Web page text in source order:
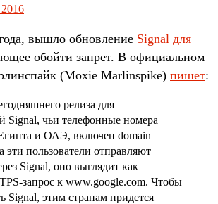
вышло обновление Signal для
обойти запрет. В официальном
(Moxie Marlinspike) пишет:
релиза для
Signal, чьи телефонные номера
и ОАЭ, включен domain
эти пользователи отправляют
Signal, оно выглядит как
запрос к www.google.com. Чтобы
Signal, этим странам придется